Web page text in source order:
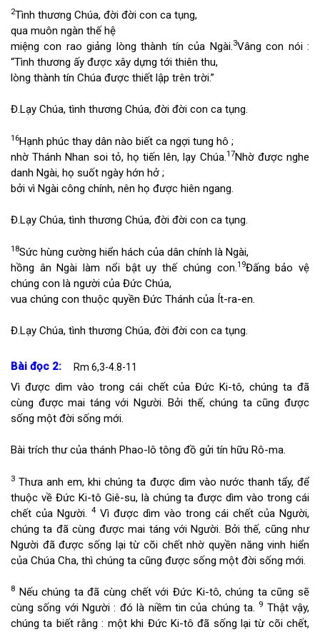
2Tình thương Chúa, đời đời con ca tụng,
qua muôn ngàn thế hệ
miệng con rao giảng lòng thành tín của Ngài.3Vâng con nói :
“Tình thương ấy được xây dựng tới thiên thu,
lòng thành tín Chúa được thiết lập trên trời.”
Đ.Lạy Chúa, tình thương Chúa, đời đời con ca tụng.
16Hạnh phúc thay dân nào biết ca ngợi tung hô ;
nhờ Thánh Nhan soi tỏ, họ tiến lên, lạy Chúa.17Nhờ được nghe
danh Ngài, họ suốt ngày hớn hở ;
bởi vì Ngài công chính, nên họ được hiên ngang.
Đ.Lạy Chúa, tình thương Chúa, đời đời con ca tụng.
18Sức hùng cường hiển hách của dân chính là Ngài,
hồng ân Ngài làm nổi bật uy thế chúng con.19Đấng bảo vệ
chúng con là người của Đức Chúa,
vua chúng con thuộc quyền Đức Thánh của Ít-ra-en.
Đ.Lạy Chúa, tình thương Chúa, đời đời con ca tụng.
Bài đọc 2: Rm 6,3-4.8-11
Vì được dìm vào trong cái chết của Đức Ki-tô, chúng ta đã
cùng được mai táng với Người. Bởi thế, chúng ta cũng được
sống một đời sống mới.
Bài trích thư của thánh Phao-lô tông đồ gửi tín hữu Rô-ma.
3 Thưa anh em, khi chúng ta được dìm vào nước thanh tẩy, để
thuộc về Đức Ki-tô Giê-su, là chúng ta được dìm vào trong cái
chết của Người. 4 Vì được dìm vào trong cái chết của Người,
chúng ta đã cùng được mai táng với Người. Bởi thế, cũng như
Người đã được sống lại từ cõi chết nhờ quyền năng vinh hiển
của Chúa Cha, thì chúng ta cũng được sống một đời sống mới.
8 Nếu chúng ta đã cùng chết với Đức Ki-tô, chúng ta cũng sẽ
cùng sống với Người : đó là niềm tin của chúng ta. 9 Thật vậy,
chúng ta biết rằng : một khi Đức Ki-tô đã sống lại từ cõi chết,